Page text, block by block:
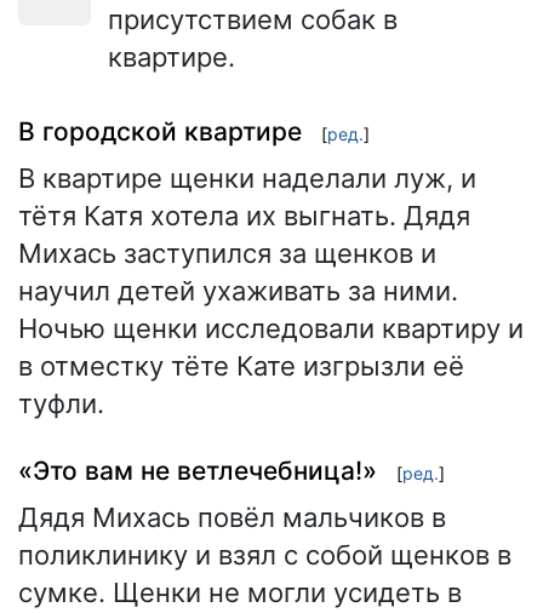
присутствием собак в
квартире.
В городской квартире [ред.]
В квартире щенки наделали луж, и
тётя Катя хотела их выгнать. Дядя
Михась заступился за щенков и
научил детей ухаживать за ними.
Ночью щенки исследовали квартиру и
в отместку тёте Кате изгрызли её
туфли.
«Это вам не ветлечебница!» [ред.]
Дядя Михась повёл мальчиков в
поликлинику и взял с собой щенков в
сумке. Щенки не могли усидеть в